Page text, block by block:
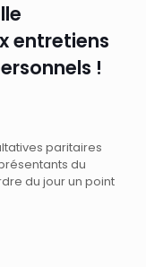
entretiens
!
paritaires
du
du jour un point